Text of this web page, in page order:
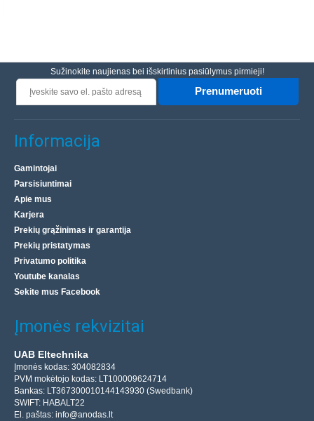
Sužinokite naujienas bei išskirtinius pasiūlymus pirmieji!
Prenumeruoti
Informacija
Gamintojai
Parsisiuntimai
Apie mus
Karjera
Prekių grąžinimas ir garantija
Prekių pristatymas
Privatumo politika
Youtube kanalas
Sekite mus Facebook
Įmonės rekvizitai
UAB Eltechnika
Įmonės kodas: 304082834
PVM mokėtojo kodas: LT100009624714
Bankas: LT367300010144143930 (Swedbank)
SWIFT: HABALT22
El. paštas: info@anodas.lt